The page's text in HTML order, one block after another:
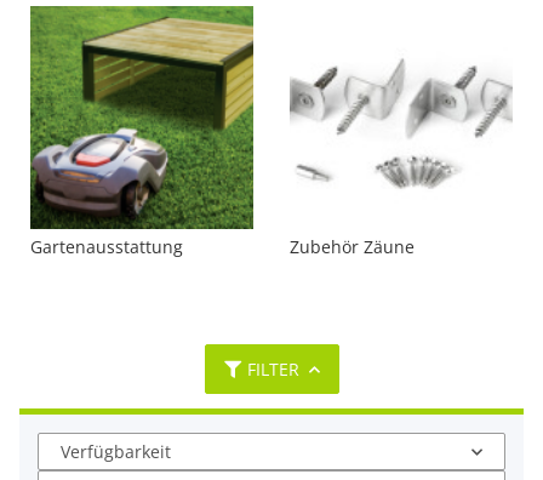
Gartenausstattung Zubehör Zäune
FILTER
Verfügbarkeit